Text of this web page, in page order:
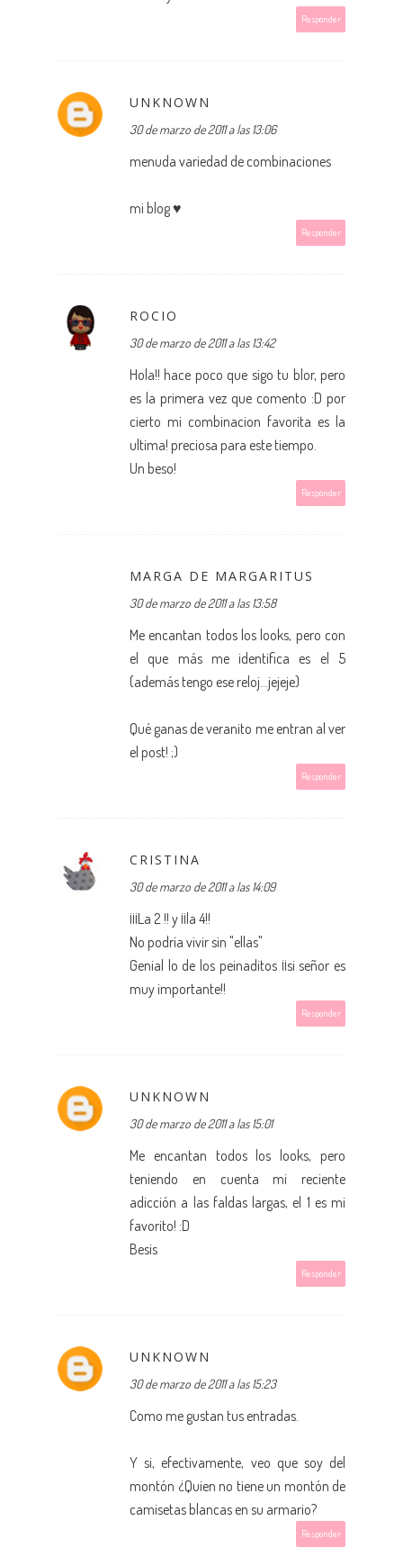
Responder
UNKNOWN
30 de marzo de 2011 a las 13:06
menuda variedad de combinaciones
mi blog♥
Responder
ROCIO
30 de marzo de 2011 a las 13:42
Hola!! hace poco que sigo tu blor, pero
es la primera vez que comento :D por
cierto mi combinacion favorita es la
ultima! preciosa para este tiempo.
Un beso!
Responder
MARGA DE MARGARITUS
30 de marzo de 2011 a las 13:58
Me encantan todos los looks, pero con
el que más me identifica es el 5
(además tengo ese reloj...jejeje)
Qué ganas de veranito me entran al ver
el post! ;)
Responder
CRISTINA
30 de marzo de 2011 a las 14:09
¡¡¡La 2 !! y ¡¡la 4!!
No podría vivir sin "ellas"
Genial lo de los peinaditos ¡¡si señor es
muy importante!!
Responder
UNKNOWN
30 de marzo de 2011 a las 15:01
Me encantan todos los looks, pero
teniendo en cuenta mi reciente
adicción a las faldas largas, el 1 es mi
favorito! :D
Besis
Responder
UNKNOWN
30 de marzo de 2011 a las 15:23
Como me gustan tus entradas.
Y si, efectivamente, veo que soy del
montón ¿Quien no tiene un montón de
camisetas blancas en su armario?
Responder